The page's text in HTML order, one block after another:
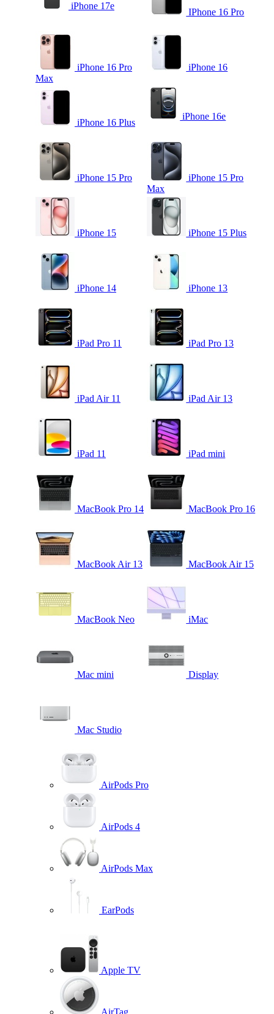
iPhone 17e
IPhone 16 Pro
iPhone 16 Pro
Max
iPhone 16
iPhone 16 Plus
iPhone 16e
iPhone 15 Pro
iPhone 15 Pro
Max
iPhone 15 iPhone 15 Plus
iPhone 14 iPhone 13
iPad Pro 11 iPad Pro 13
iPad Air 11 iPad Air 13
iPad 11 iPad mini
MacBook Pro 14 MacBook Pro 16
MacBook Air 13 MacBook Air 15
MacBook Neo iMac
Mac mini Display
Mac Studio
AirPods Pro
AirPods 4
AirPods Max
EarPods
Apple TV